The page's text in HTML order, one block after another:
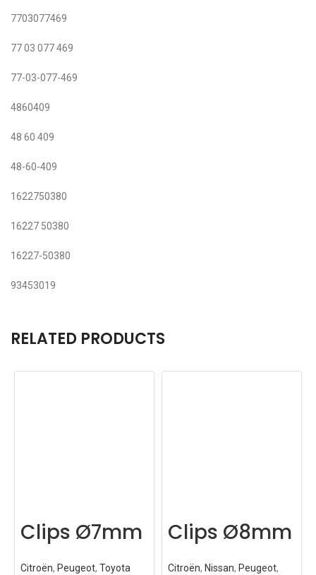
7703077469
77 03 077 469
77-03-077-469
4860409
48 60 409
48-60-409
1622750380
16227 50380
16227-50380
93453019
RELATED PRODUCTS
Clips Ø7mm
Citroën, Peugeot, Toyota
Clips Ø8mm
Citroën, Nissan, Peugeot,